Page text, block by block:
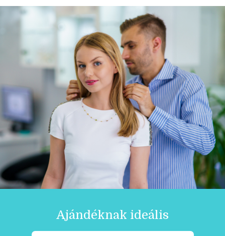
Ajándéknak ideális